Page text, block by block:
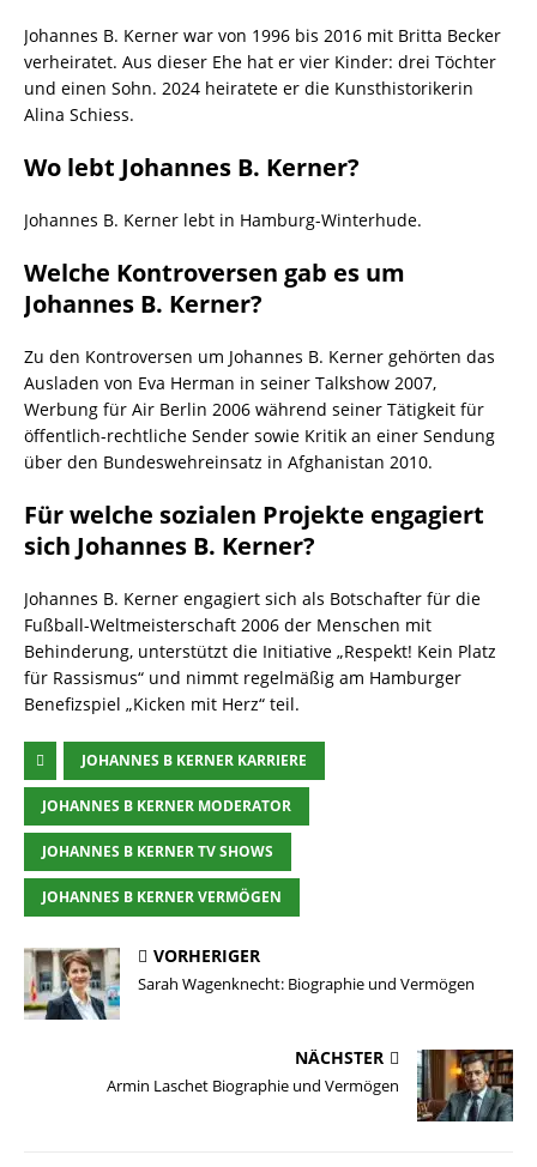
Johannes B. Kerner war von 1996 bis 2016 mit Britta Becker
verheiratet. Aus dieser Ehe hat er vier Kinder: drei Töchter
und einen Sohn. 2024 heiratete er die Kunsthistorikerin
Alina Schiess.
Wo lebt Johannes B. Kerner?
Johannes B. Kerner lebt in Hamburg-Winterhude.
Welche Kontroversen gab es um
Johannes B. Kerner?
Zu den Kontroversen um Johannes B. Kerner gehörten das
Ausladen von Eva Herman in seiner Talkshow 2007,
Werbung für Air Berlin 2006 während seiner Tätigkeit für
öffentlich-rechtliche Sender sowie Kritik an einer Sendung
über den Bundeswehreinsatz in Afghanistan 2010.
Für welche sozialen Projekte engagiert
sich Johannes B. Kerner?
Johannes B. Kerner engagiert sich als Botschafter für die
Fußball-Weltmeisterschaft 2006 der Menschen mit
Behinderung, unterstützt die Initiative „Respekt! Kein Platz
für Rassismus“ und nimmt regelmäßig am Hamburger
Benefizspiel „Kicken mit Herz“ teil.
JOHANNES B KERNER KARRIERE
JOHANNES B KERNER MODERATOR
JOHANNES B KERNER TV SHOWS
JOHANNES B KERNER VERMÖGEN
VORHERIGER
Sarah Wagenknecht: Biographie und Vermögen
NÄCHSTER
Armin Laschet Biographie und Vermögen